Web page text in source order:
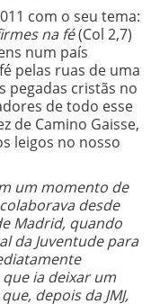
com o seu tema:
na fé(Col 2,7)
num país
pelas ruas de uma
pegadas cristãs no
de todo esse
de Camino Gaisse,
leigos no nosso
um momento de
desde
Madrid, quando
da Juventude para
ia deixar um
depois da JMJ,